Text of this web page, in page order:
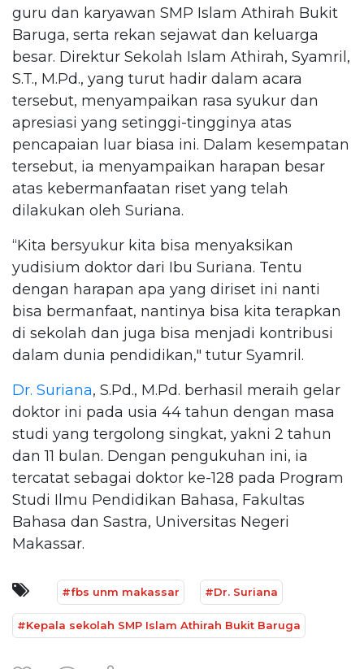
guru dan karyawan SMP Islam Athirah Bukit
Baruga, serta rekan sejawat dan keluarga
besar. Direktur Sekolah Islam Athirah, Syamril,
S.T., M.Pd., yang turut hadir dalam acara
tersebut, menyampaikan rasa syukur dan
apresiasi yang setinggi-tingginya atas
pencapaian luar biasa ini. Dalam kesempatan
tersebut, ia menyampaikan harapan besar
atas kebermanfaatan riset yang telah
dilakukan oleh Suriana.
“Kita bersyukur kita bisa menyaksikan
yudisium doktor dari Ibu Suriana. Tentu
dengan harapan apa yang diriset ini nanti
bisa bermanfaat, nantinya bisa kita terapkan
di sekolah dan juga bisa menjadi kontribusi
dalam dunia pendidikan," tutur Syamril.
Dr. Suriana, S.Pd., M.Pd. berhasil meraih gelar
doktor ini pada usia 44 tahun dengan masa
studi yang tergolong singkat, yakni 2 tahun
dan 11 bulan. Dengan pengukuhan ini, ia
tercatat sebagai doktor ke-128 pada Program
Studi Ilmu Pendidikan Bahasa, Fakultas
Bahasa dan Sastra, Universitas Negeri
Makassar.
#fbs unm makassar #Dr. Suriana
#Kepala sekolah SMP Islam Athirah Bukit Baruga